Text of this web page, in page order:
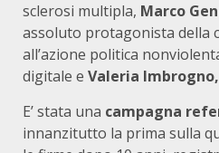
sclerosi multipla, Marco
assoluto protagonista della
all’azione politica
digitale e Valeria Imbrogno,
E’ stata una campagna
innanzitutto la prima sulla